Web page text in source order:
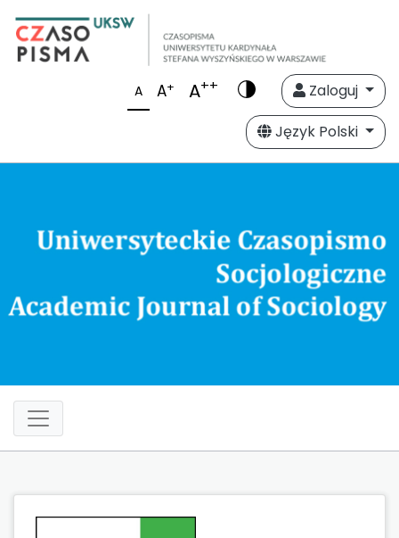
A A+ A++
Zaloguj
Język Polski